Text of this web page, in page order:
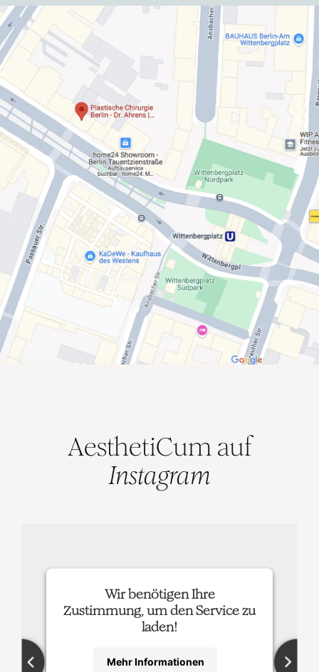
AesthetiCum auf
Instagram
Wir benötigen Ihre
Zustimmung, um den Service zu
laden!
Mehr Informationen